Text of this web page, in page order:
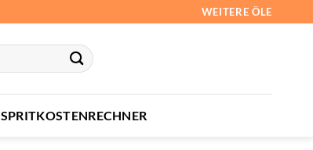
WEITERE ÖLE
SPRITKOSTENRECHNER